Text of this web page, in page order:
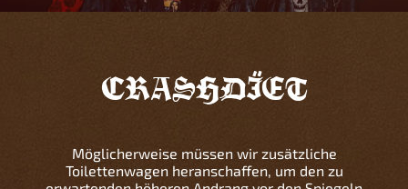
CRASHDÏET
Möglicherweise müssen wir zusätzliche
Toilettenwagen heranschaffen, um den zu